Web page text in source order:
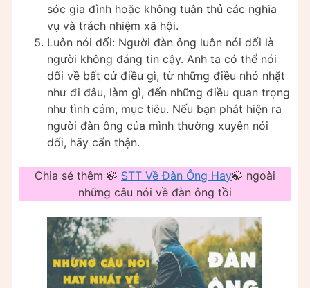
sóc gia đình hoặc không tuân thủ các nghĩa
vụ và trách nhiệm xã hội.
Luôn nói dối: Người đàn ông luôn nói dối là
người không đáng tin cậy. Anh ta có thể nói
dối về bất cứ điều gì, từ những điều nhỏ nhặt
như đi đâu, làm gì, đến những điều quan trọng
như tình cảm, mục tiêu. Nếu bạn phát hiện ra
người đàn ông của mình thường xuyên nói
dối, hãy cẩn thận.
Chia sẻ thêm 🍃 STT Về Đàn Ông Hay🍃 ngoài
những câu nói về đàn ông tồi